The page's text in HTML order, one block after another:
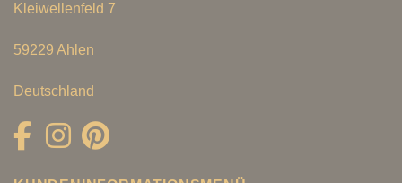
Kleiwellenfeld 7
59229 Ahlen
Deutschland